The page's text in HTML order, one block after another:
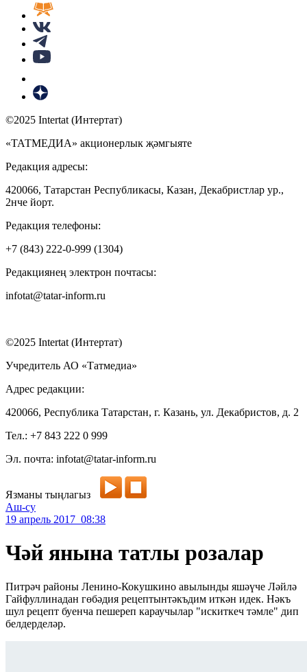
©2025 Intertat (Интертат)
«ТАТМЕДИА» акционерлык җәмгыяте
Редакция адресы:
420066, Татарстан Республикасы, Казан, Декабристлар ур.,
2нче йорт.
Редакция телефоны:
+7 (843) 222-0-999 (1304)
Редакциянең электрон почтасы:
infotat@tatar-inform.ru
©2025 Intertat (Интертат)
Учредитель АО «Татмедиа»
Адрес редакции:
420066, Республика Татарстан, г. Казань, ул. Декабристов, д. 2
Тел.: +7 843 222 0 999
Эл. почта: infotat@tatar-inform.ru
Язманы тыңлагыз
Аш-су
19 апрель 2017 08:38
Чәй янына татлы розалар
Питрәч районы Ленино-Кокушкино авылынды яшәүче Ләйлә
Гайфуллинадан гөбәдия рецептынтәкъдим иткән идек. Нәкъ
шул рецепт буенча пешереп караучылар "искиткеч тәмле" дип
белдерделәр.